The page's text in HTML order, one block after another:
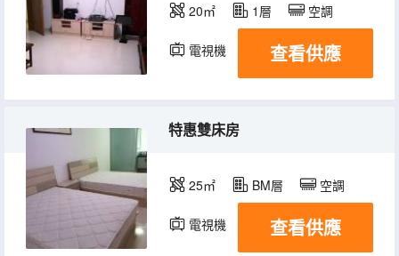
20㎡ 1層 空調
電視機 查看供應
特惠雙床房
25㎡ BM層 空調
電視機 查看供應